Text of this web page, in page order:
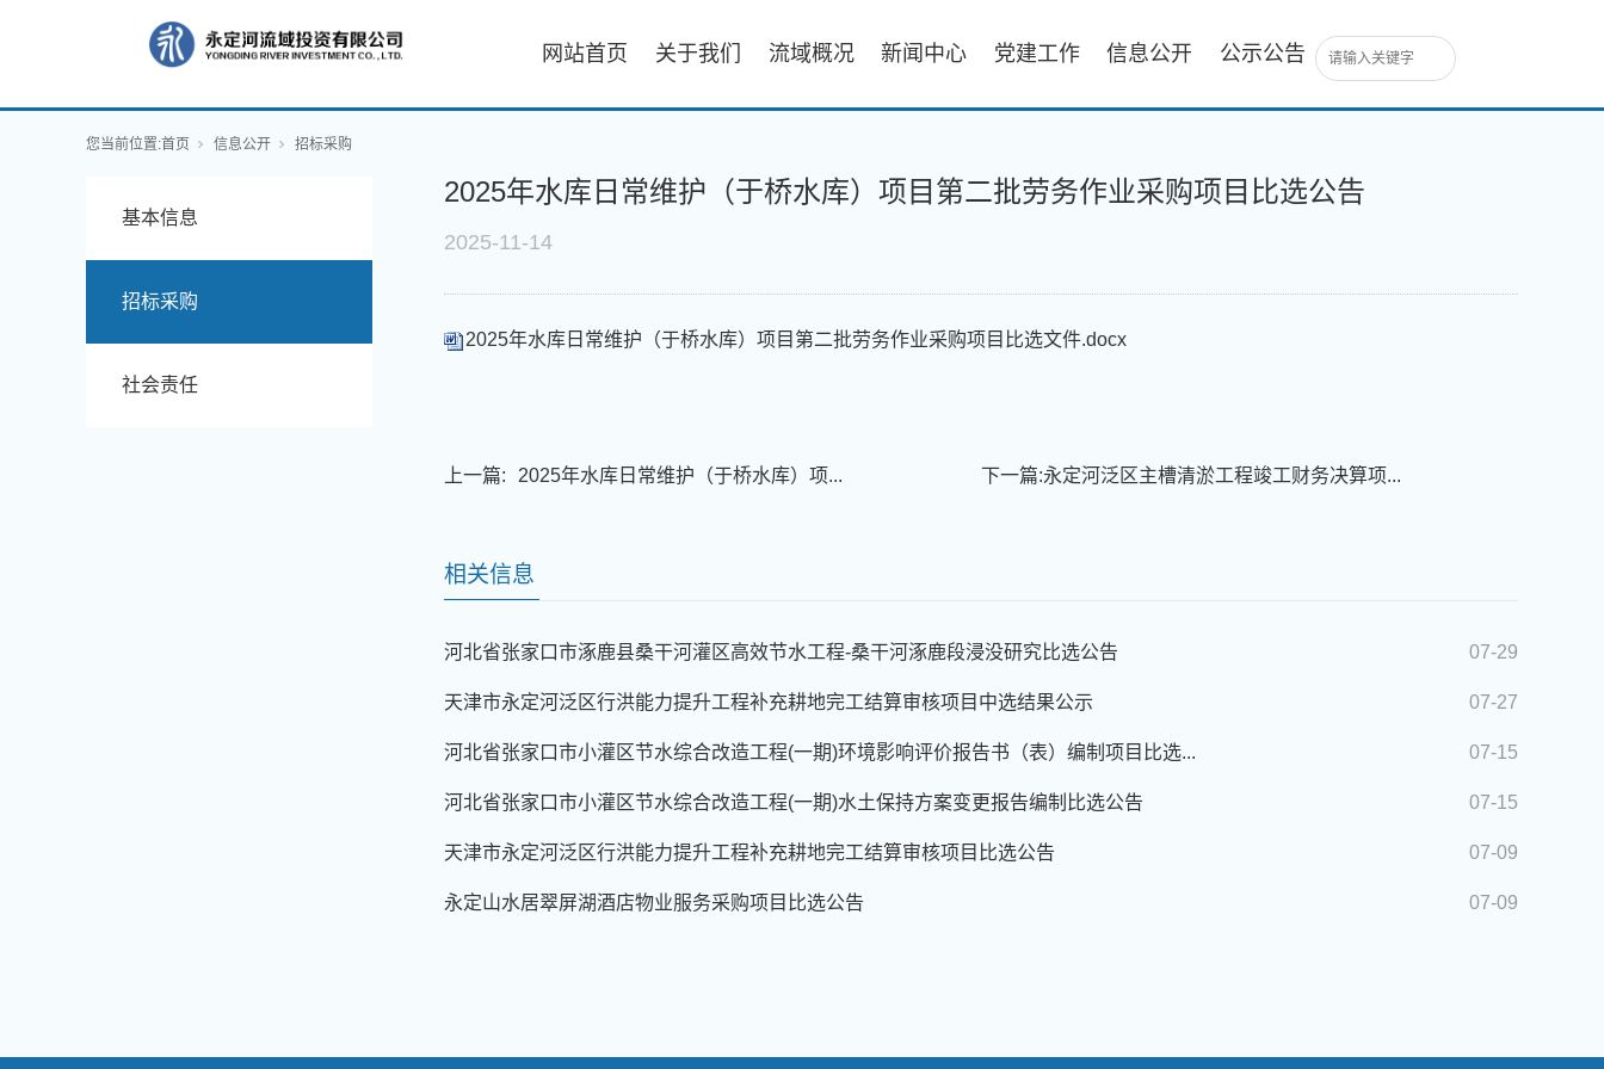
网站首页 关于我们 流域概况 新闻中心 党建工作 信息公开 公示公告
您当前位置:首页 信息公开 招标采购
基本信息
招标采购
社会责任
2025年水库日常维护（于桥水库）项目第二批劳务作业采购项目比选公告
2025-11-14
2025年水库日常维护（于桥水库）项目第二批劳务作业采购项目比选文件.docx
上一篇: 2025年水库日常维护（于桥水库）项... 下一篇:永定河泛区主槽清淤工程竣工财务决算项...
相关信息
河北省张家口市涿鹿县桑干河灌区高效节水工程-桑干河涿鹿段浸没研究比选公告 07-29
天津市永定河泛区行洪能力提升工程补充耕地完工结算审核项目中选结果公示 07-27
河北省张家口市小灌区节水综合改造工程(一期)环境影响评价报告书（表）编制项目比选... 07-15
河北省张家口市小灌区节水综合改造工程(一期)水土保持方案变更报告编制比选公告 07-15
天津市永定河泛区行洪能力提升工程补充耕地完工结算审核项目比选公告 07-09
永定山水居翠屏湖酒店物业服务采购项目比选公告 07-09